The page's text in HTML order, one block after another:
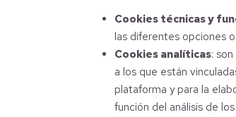
Cookies técnicas y
las diferentes opciones
Cookies analíticas:
a los que están
plataforma y para la
función del análisis de